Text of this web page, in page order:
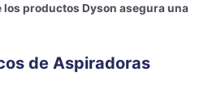
productos Dyson asegura una
de Aspiradoras